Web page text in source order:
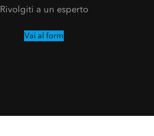
Rivolgiti a un esperto
Vai al form